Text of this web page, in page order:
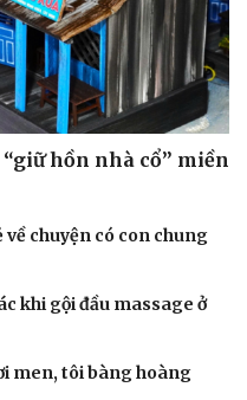
“giữ hồn nhà cổ” miền
chuyện có con chung
khi gội đầu massage ở
men, tôi bàng hoàng